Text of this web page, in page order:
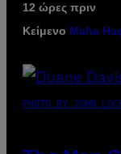
12 ώρες πριν
Κείμενο Maha
PHOTO BY JOHN